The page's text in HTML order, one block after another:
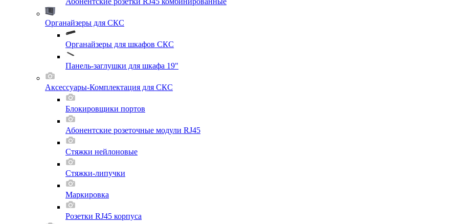
Органайзеры для СКС
Органайзеры для шкафов СКС
Панель-заглушки для шкафа 19"
Аксессуары-Комплектация для СКС
Блокировщики портов
Абонентские розеточные модули RJ45
Стяжки нейлоновые
Стяжки-липучки
Маркировка
Розетки RJ45 корпуса